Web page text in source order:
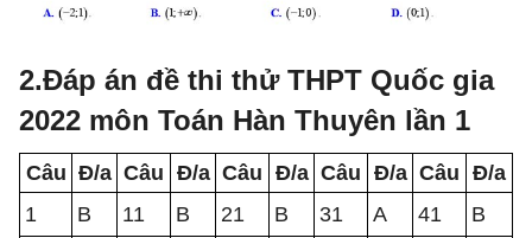
2.Đáp án đề thi thử THPT Quốc gia
2022 môn Toán Hàn Thuyên lần 1
Câu Đ/a Câu Đ/a Câu Đ/a Câu Đ/a Câu Đ/a
1
B 11 B 21 B 31 A 41
B